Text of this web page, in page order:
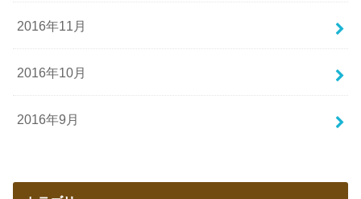
2016年11月
2016年10月
2016年9月